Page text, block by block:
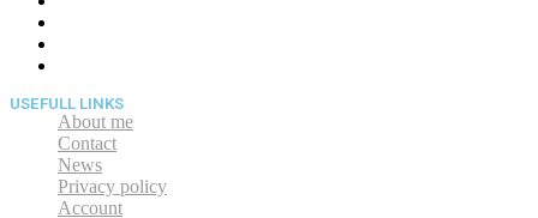
USEFULL LINKS
About me
Contact
News
Privacy policy
Account